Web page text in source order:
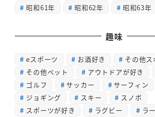
昭和61年
昭和62年 昭和63年
趣味
eスポーツ お酒好き
その他ス
その他ペット
アウトドアが好き
ゴルフ
サッカー サーフィン
ジョギング
スキー
スノボ
スポーツが好き
ラグビー
ラ